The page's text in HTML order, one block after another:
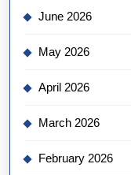
June 2026
May 2026
April 2026
March 2026
February 2026